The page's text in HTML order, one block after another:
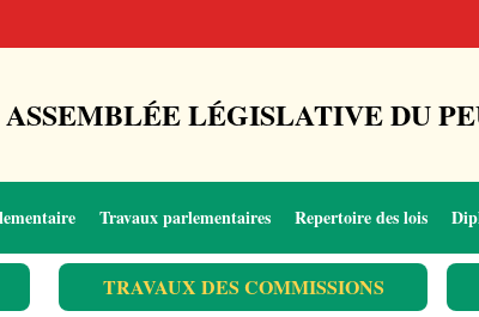
ASSEMBLÉE LÉGISLATIVE DU
Travaux parlementaires Repertoire des lois
TRAVAUX DES COMMISSIONS